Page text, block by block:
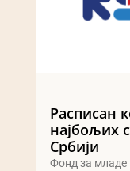
Расписан
најбољих
Србији
Фонд за младе